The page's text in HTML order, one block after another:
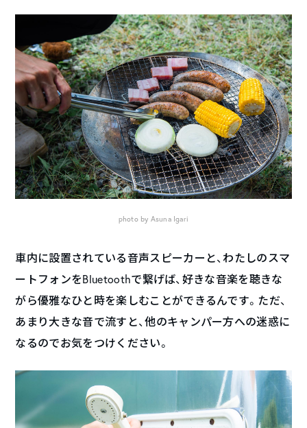
photo by Asuna Igari
車内に設置されている音声スピーカーと、わたしのスマ
ートフォンをBluetoothで繋げば、好きな音楽を聴きな
がら優雅なひと時を楽しむことができるんです。ただ、
あまり大きな音で流すと、他のキャンパー方への迷惑に
なるのでお気をつけください。